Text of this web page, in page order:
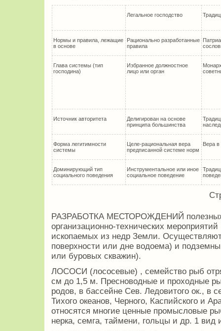
Легальное господство
Нормы и правила, лежащие
в основе
Рационально разработанные
правила
Глава системы (тип
господина)
Избранное должностное
лицо или орган
Источник авторитета
Делигирован на основе
принципа большинства
Форма легитимности
системы
Целе-рациональная вера
предписанной системе норм
Вера в
Доминирующий тип
социального поведения
Инструментальное или иное
социальное поведение
РАЗРАБОТКА МЕСТОРОЖДЕНИЙ полезных
организационно-технических
ископаемых из недр Земли.
поверхности или дне водоема) и
или буровых скважин).
ЛОСОСИ (лососевые) , семейство рыб
см до 1,5 м. Пресноводные и проходные
родов, в бассейне Сев. Ледовитого ок., в
Тихого океанов, Черного, Каспийского и
относятся многие ценные промысловые
нерка, семга, таймени, гольцы и др. 1 вид